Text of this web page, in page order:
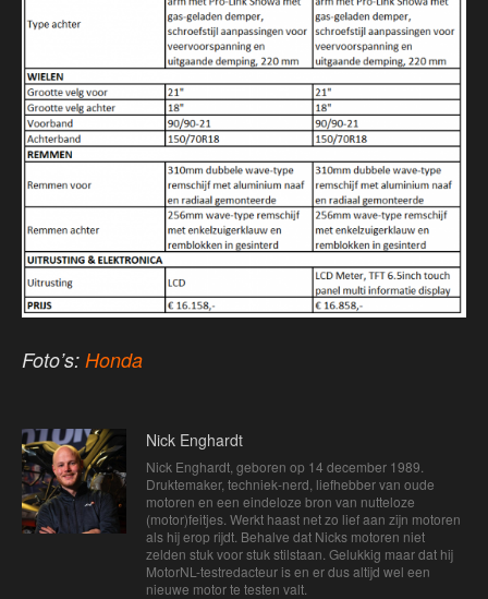
Foto’s: Honda
Nick Enghardt
Nick Enghardt, geboren op 14 december 1989.
Druktemaker, techniek-nerd, liefhebber van oude
motoren en een eindeloze bron van nutteloze
(motor)feitjes. Werkt haast net zo lief aan zijn motoren
als hij erop rijdt. Behalve dat Nicks motoren niet
zelden stuk voor stuk stilstaan. Gelukkig maar dat hij
MotorNL-testredacteur is en er dus altijd wel een
nieuwe motor te testen valt.